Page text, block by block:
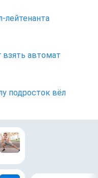
лейтенанта
взять автомат
подросток вёл